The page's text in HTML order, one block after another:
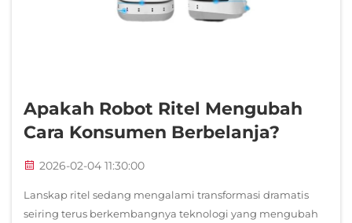
Apakah Robot Ritel Mengubah
Cara Konsumen Berbelanja?
2026-02-04 11:30:00
Lanskap ritel sedang mengalami transformasi dramatis
seiring terus berkembangnya teknologi yang mengubah